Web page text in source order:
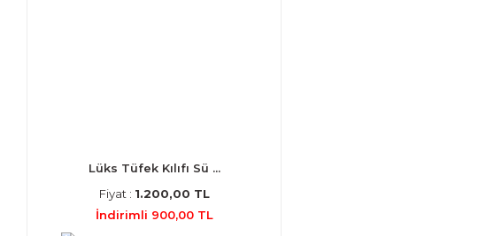
Lüks Tüfek Kılıfı Sü ...
Fiyat : 1.200,00 TL
İndirimli 900,00 TL